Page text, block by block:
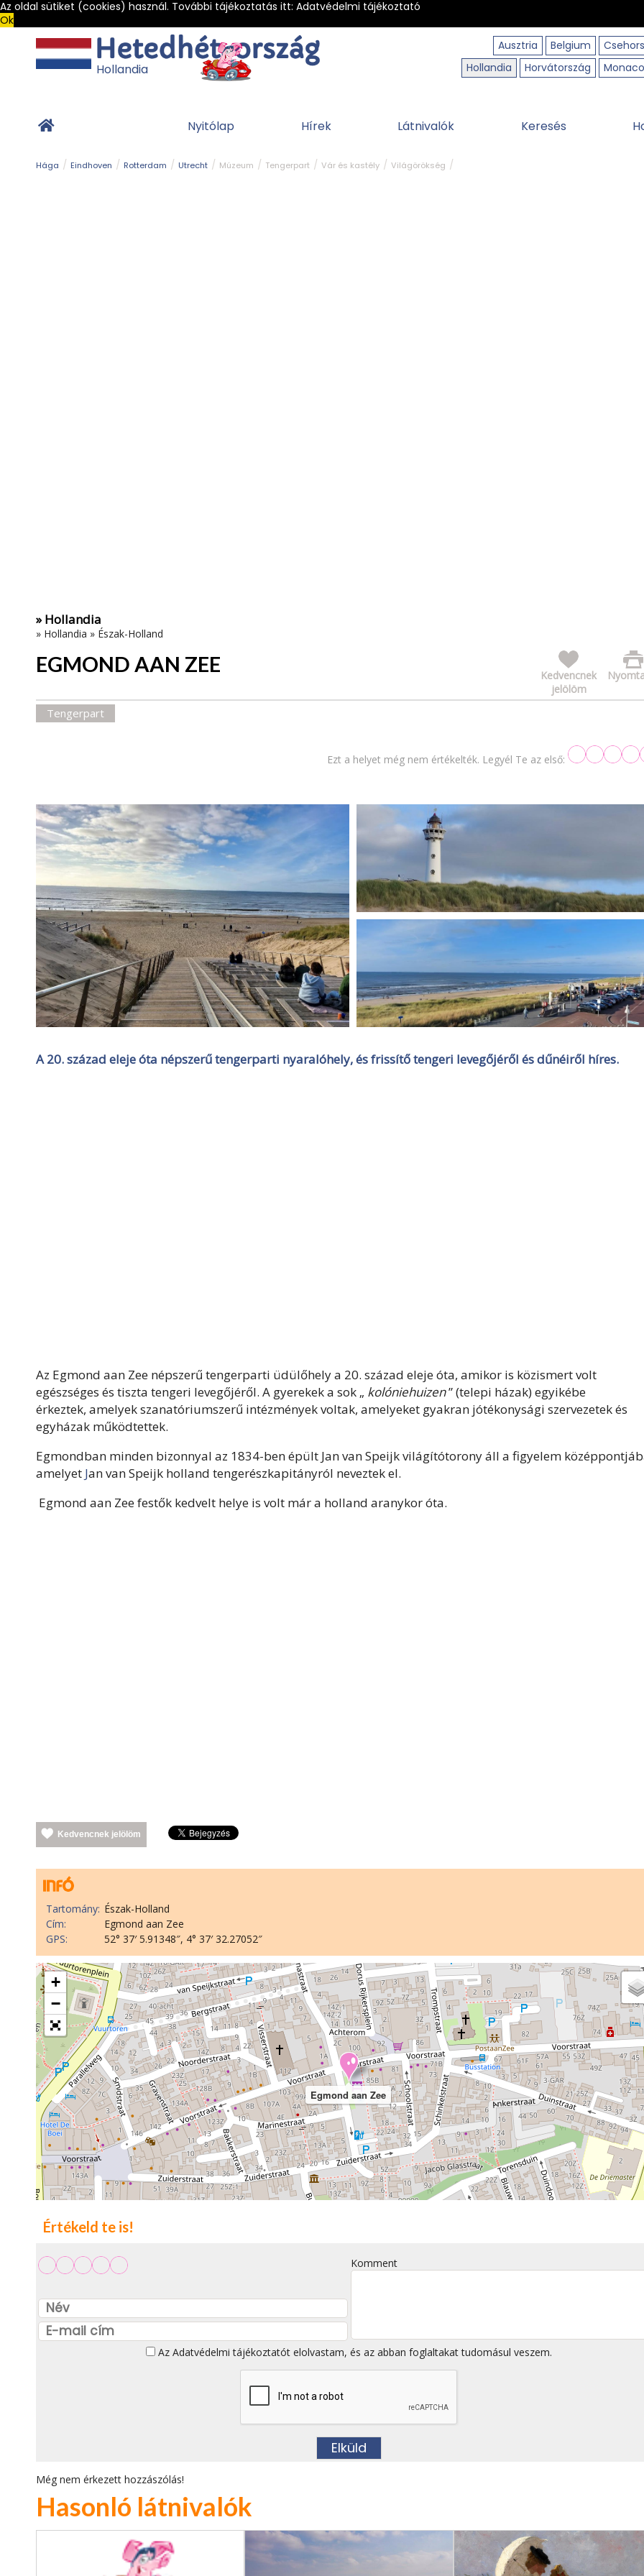
Az oldal sütiket (cookies) használ. További tájékoztatás itt: Adatvédelmi tájékoztató
Ok
Ausztria
Belgium
Hollandia
Horvátország Monaco
Hollandia
Nyitólap Hírek Látnivalók Keresés
Hága Eindhoven Rotterdam Utrecht Múzeum Tengerpart Vár és kastély Világörökség
» Hollandia
» Hollandia » Észak-Holland
EGMOND AAN ZEE
Kedvencnek
jelölöm
Tengerpart
Ezt a helyet még nem értékelték. Legyél Te az első:
A 20. század eleje óta népszerű tengerparti nyaralóhely, és frissítő tengeri levegőjéről és dűnéiről híres.
Az Egmond aan Zee népszerű tengerparti üdülőhely a 20. század eleje óta, amikor is közismert volt
egészséges és tiszta tengeri levegőjéről. A gyerekek a sok „ kolóniehuizen” (telepi házak) egyikébe
érkeztek, amelyek szanatóriumszerű intézmények voltak, amelyeket gyakran jótékonysági szervezetek és
egyházak működtettek.
Egmondban minden bizonnyal az 1834-ben épült Jan van Speijk világítótorony áll a figyelem
amelyet Jan van Speijk holland tengerészkapitányról neveztek el.
Egmond aan Zee festők kedvelt helye is volt már a holland aranykor óta.
Kedvencnek jelölöm
Tartomány: Észak-Holland
Cím:
Egmond aan Zee
GPS:
52° 37′ 5.91348″, 4° 37′ 32.27052″
Egmond aan Zee
+
−
Értékeld te is!
Komment
Az Adatvédelmi tájékoztatót elolvastam, és az abban foglaltakat tudomásul veszem.
Még nem érkezett hozzászólás!
Hasonló látnivalók